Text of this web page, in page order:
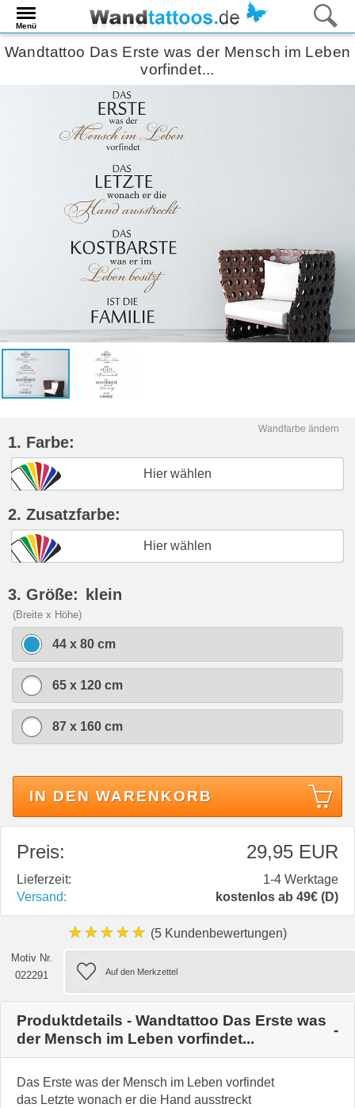
Menü
Wandtattoo Das Erste was der Mensch im Leben
vorfindet...
Wandfarbe ändern
1. Farbe:
Hier wählen
2. Zusatzfarbe:
Hier wählen
3. Größe: klein
(Breite x Höhe)
44 x 80 cm
65 x 120 cm
87 x 160 cm
IN DEN WARENKORB
Preis: 29,95 EUR
Lieferzeit:
1-4 Werktage
Versand:
kostenlos ab 49€ (D)
★★★★★ (5 Kundenbewertungen)
Motiv Nr.
022291
Produktdetails - Wandtattoo Das Erste was
der Mensch im Leben vorfindet...
Das Erste was der Mensch im Leben vorfindet
das Letzte wonach er die Hand ausstreckt